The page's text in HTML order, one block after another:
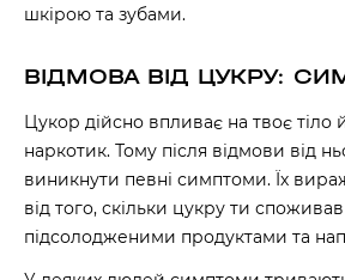
шкірою та зубами.
ВІДМОВА ВІД ЦУКРУ:
Цукор дійсно впливає на твоє тіло
наркотик. Тому після відмови від
виникнути певні симптоми. Їх
від того, скільки цукру ти
підсолодженими продуктами та